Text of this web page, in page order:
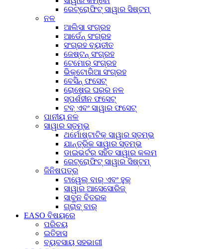
ରେଟ୍ରୋଫିଟ୍ ସାୱାର ସିଷ୍ଟମ୍
ନଳ
ଆଲିସା ସଂଗ୍ରହ
ଆର୍ଡେନ୍ ସଂଗ୍ରହ
ସଂଗ୍ରହ ବ୍ୟତୀତ
ଜେଷ୍ଟନ୍ ସଂଗ୍ରହ
ଟେମୋର୍ ସଂଗ୍ରହ
ଭିକ୍ଟୋରିଆ ସଂଗ୍ରହ
ବେସିନ୍ ଫସେଟ୍
ରୋଷେଇ ଘରର ନଳ
ସ୍ପର୍ଶହୀନ ଫସେଟ୍
ଟବ୍ ଏବଂ ସାୱାର ଫସେଟ୍
ପାନୀୟ ନଳ
ସାୱାର ସ୍ତମ୍ଭ
ଥର୍ମୋଷ୍ଟାଟିକ୍ ସାୱାର ସ୍ତମ୍ଭ
ଯାନ୍ତ୍ରିକ ସାୱାର ସ୍ତମ୍ଭ
ଡାଇଭର୍ଟର ସହିତ ସାୱାର କଲମ
ରେଟ୍ରୋଫିଟ୍ ସାୱାର ସିଷ୍ଟମ୍
ଜିନିଷପତ୍ର
ଟାୱେଲ୍ ବାର୍ ଏବଂ ହୁକ୍
ସାୱାର ଆସେସୋରିଜ୍
ସାବୁନ ବିତରକ
ଗ୍ରାବ୍ ବାର୍
EASO ବିଷୟରେ
ପରିଚୟ
ଇତିହାସ
ବ୍ୟବସାୟ ସହଭାଗୀ